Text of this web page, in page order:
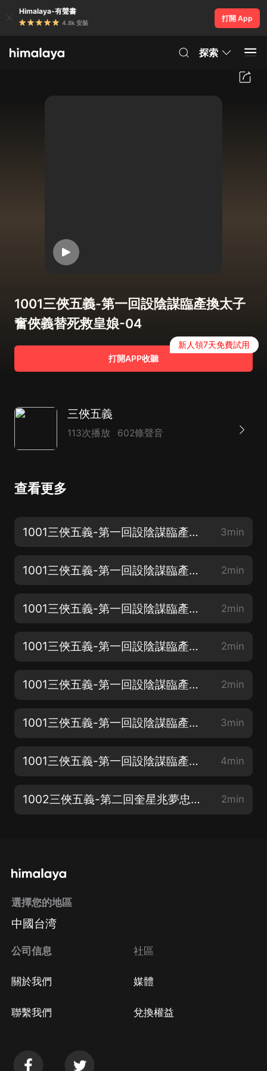
Himalaya-有聲書
4.8k 安裝
打開 App
探索
1001三俠五義-第一回設陰謀臨產換太子
奮俠義替死救皇娘-04
打開APP收聽
新人領7天免費試用
三俠五義
113次播放 602條聲音
查看更多
1001三俠五義-第一回設陰謀臨產換太子奮俠義替死救皇娘-01 3min
1001三俠五義-第一回設陰謀臨產換太子奮俠義替死救皇娘-02 2min
1001三俠五義-第一回設陰謀臨產換太子奮俠義替死救皇娘-03 2min
1001三俠五義-第一回設陰謀臨產換太子奮俠義替死救皇娘-04 2min
1001三俠五義-第一回設陰謀臨產換太子奮俠義替死救皇娘-05 2min
1001三俠五義-第一回設陰謀臨產換太子奮俠義替死救皇娘-06 3min
1001三俠五義-第一回設陰謀臨產換太子奮俠義替死救皇娘-07 4min
1002三俠五義-第二回奎星兆夢忠良降生雷部宣威狐狸避難-01 2min
選擇您的地區
中國台湾
公司信息
關於我們
聯繫我們
社區
媒體
兌換權益